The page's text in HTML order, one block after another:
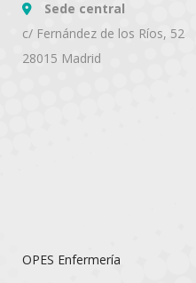
Sede central
c/ Fernández de los Ríos, 52
28015 Madrid
OPES Enfermería